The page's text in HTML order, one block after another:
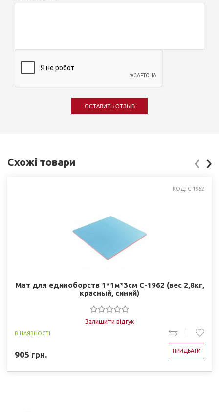
ОСТАВИТЬ ОТЗЫВ
Схожі товари
КОД: C-1962
Мат для единоборств 1*1м*3см C-1962 (вес 2,8кг,
красный, синий)
Залишити відгук
В НАЯВНОСТІ
905 грн. ПРИДБАТИ